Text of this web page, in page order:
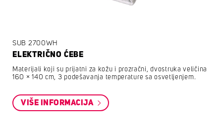
SUB 2700WH
ELEKTRIČNO ĆEBE
Materijali koji su prijatni za kožu i prozračni, dvostruka veličina
160 × 140 cm, 3 podešavanja temperature sa osvetljenjem.
VIŠE INFORMACIJA